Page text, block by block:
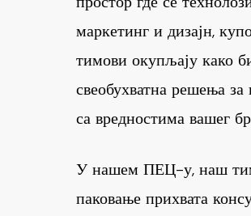
маркетинг и дизајн,
тимови окупљају како
свеобухватна решења
са вредностима вашег
У нашем ПЕЦ-у, наш
паковање прихвата